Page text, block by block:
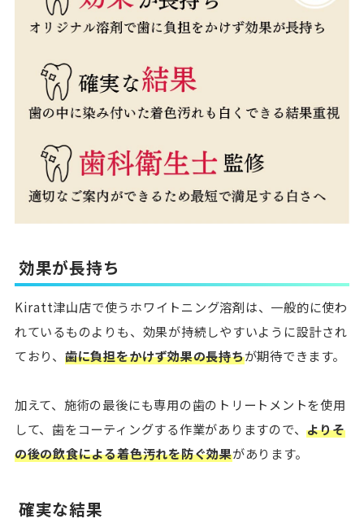
効果が長持ち
Kiratt津山店で使うホワイトニング溶剤は、一般的に使わ
れているものよりも、効果が持続しやすいように設計され
ており、 歯に負担をかけず効果の長持ちが期待できます。
加えて、施術の最後にも専用の歯のトリートメントを使用
して、歯をコーティングする作業がありますので、よりそ
の後の飲食による着色汚れを防ぐ効果があります。
確実な結果